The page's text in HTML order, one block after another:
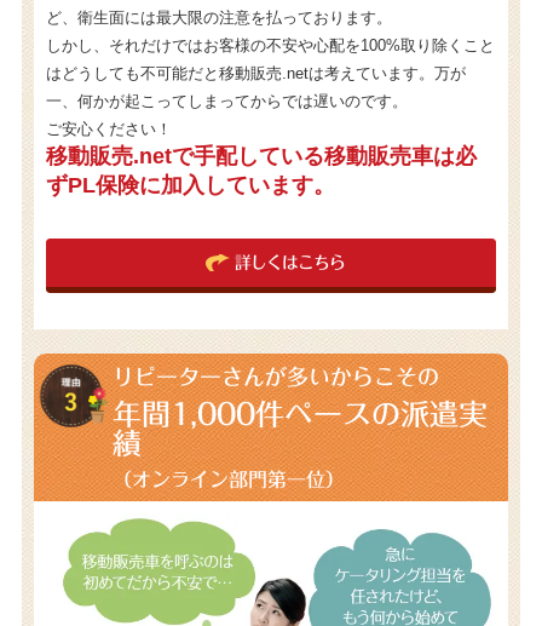
ど、衛生面には最大限の注意を払っております。
しかし、それだけではお客様の不安や心配を100%取り除くこと
はどうしても不可能だと移動販売.netは考えています。万が
一、何かが起こってしまってからでは遅いのです。
ご安心ください！
移動販売.netで手配している移動販売車は必
ずPL保険に加入しています。
詳しくはこちら
リピーターさんが多いからこその
年間1,000件ペースの派遣実
績
（オンライン部門第一位）